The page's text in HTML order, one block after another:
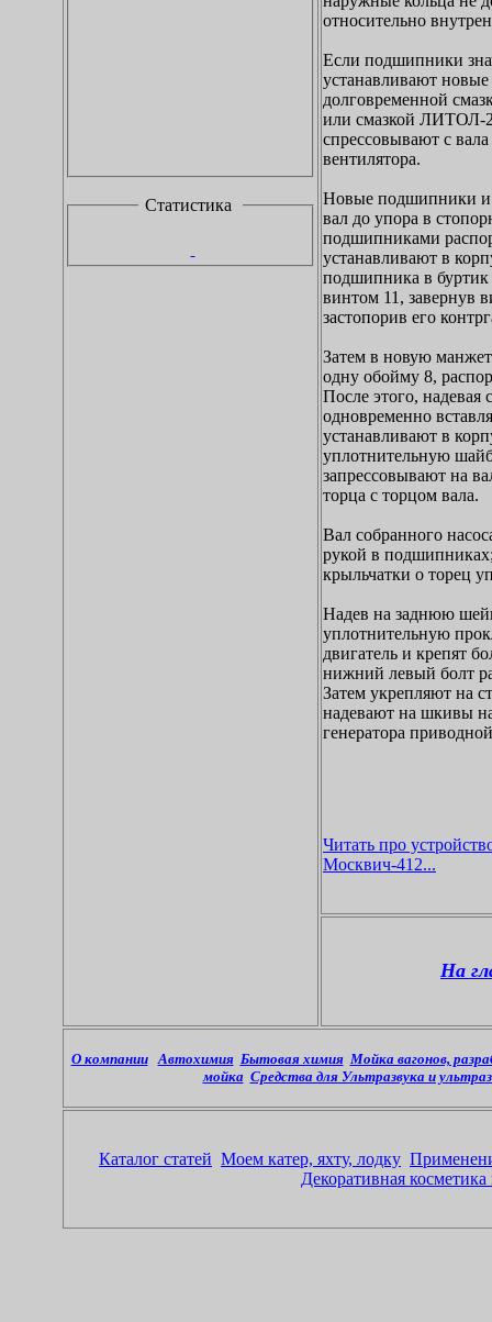
Статистика
относительно
Если подшипники
устанавливают
долговременной
или смазкой ЛИТОЛ-
спрессовывают с
вентилятора.
Новые подшипники и
вал до упора в
подшипниками
устанавливают в
подшипника в буртик
винтом 11, завернув
застопорив его
Затем в новую
одну обойму 8,
После этого,
одновременно
устанавливают в
уплотнительную
запрессовывают на
торца с торцом вала.
Вал собранного
рукой в
крыльчатки о торец
Надев на заднюю
уплотнительную
двигатель и крепят
нижний левый болт
Затем укрепляют на
надевают на шкивы
генератора
Читать про
Москвич-412...
На
О компании Автохимия Бытовая химия Мойка вагонов,
мойка Средства для Ультразвука и
Каталог статей Моем катер, яхту, лодку
Декоративная